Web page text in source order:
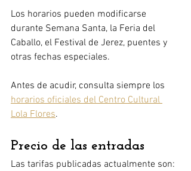
Los horarios pueden modificarse
durante Semana Santa, la Feria del
Caballo, el Festival de Jerez, puentes y
otras fechas especiales.
Antes de acudir, consulta siempre los
horarios oficiales del Centro Cultural
Lola Flores.
Precio de las entradas
Las tarifas publicadas actualmente son: